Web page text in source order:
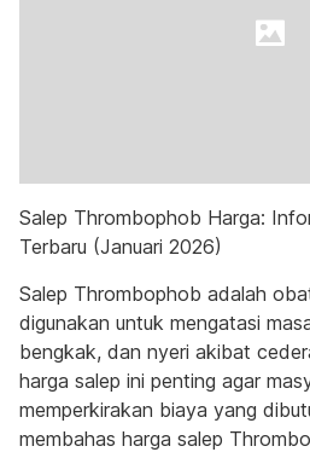
Salep Thrombophob Harga:
Terbaru (Januari 2026)
Salep Thrombophob adalah
digunakan untuk mengatasi
bengkak, dan nyeri akibat
harga salep ini penting agar
memperkirakan biaya yang
membahas harga salep